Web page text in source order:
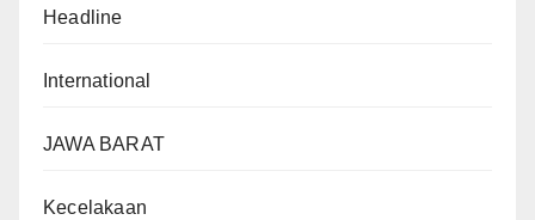
Headline
International
JAWA BARAT
Kecelakaan